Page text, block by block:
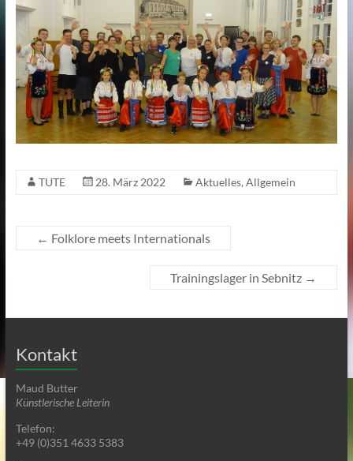
TUTE 28. März 2022 Aktuelles, Allgemein
← Folklore meets Internationals
Trainingslager in Sebnitz →
Kontakt
Maud Butter
Künstlerische Leiterin
Telefon:
+49 (0)351 4633 5383